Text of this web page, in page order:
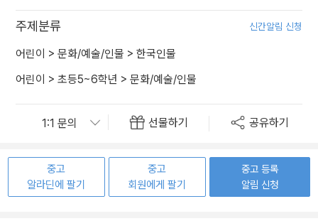
주제분류 신간알림 신청
어린이 > 문화/예술/인물 > 한국인물
어린이 > 초등5~6학년 > 문화/예술/인물
선물하기 공유하기
중고
알라딘에 팔기
중고
회원에게 팔기
중고 등록
알림 신청